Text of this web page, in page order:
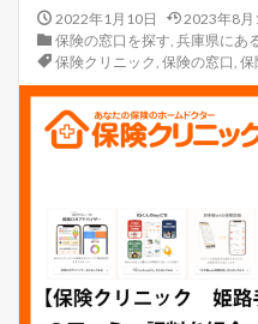
2022年1月10日
2023年8月
保険の窓口を探す, 兵庫県にあ
保険クリニック, 保険の窓口, 保